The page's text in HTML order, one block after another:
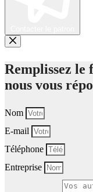
Remplissez le
nous vous
Nom
E-mail
Téléphone
Entreprise